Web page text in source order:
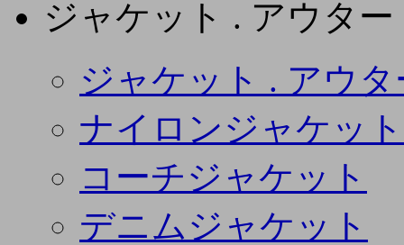
ジャケット . アウター
ジャケット . アウタ
ナイロンジャケット
コーチジャケット
デニムジャケット